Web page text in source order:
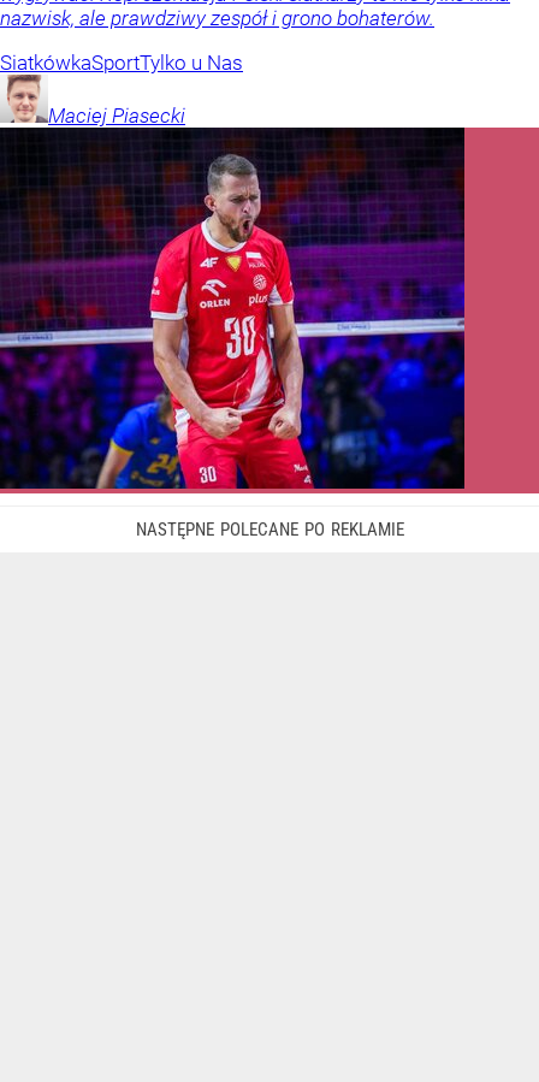
nazwisk, ale prawdziwy zespół i grono bohaterów.
SiatkówkaSportTylko u Nas
Maciej Piasecki